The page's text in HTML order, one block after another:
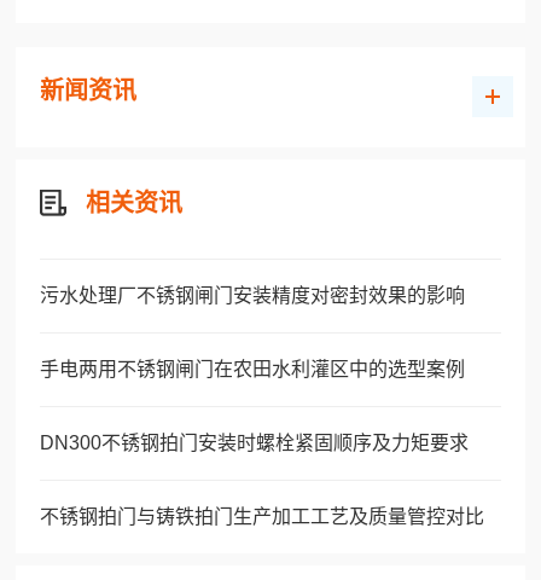
新闻资讯
相关资讯
污水处理厂不锈钢闸门安装精度对密封效果的影响
手电两用不锈钢闸门在农田水利灌区中的选型案例
DN300不锈钢拍门安装时螺栓紧固顺序及力矩要求
不锈钢拍门与铸铁拍门生产加工工艺及质量管控对比